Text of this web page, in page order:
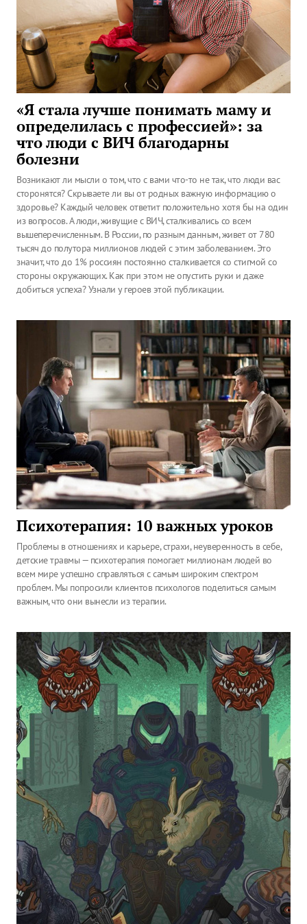
«Я стала лучше понимать маму и
определилась с профессией»: за
что люди с ВИЧ благодарны
болезни
Возникают ли мысли о том, что с вами что-то не так, что люди вас
сторонятся? Скрываете ли вы от родных важную информацию о
здоровье? Каждый человек ответит положительно хотя бы на один
из вопросов. А люди, живущие с ВИЧ, сталкивались со всем
вышеперечисленным. В России, по разным данным, живет от 780
тысяч до полутора миллионов людей с этим заболеванием. Это
значит, что до 1% россиян постоянно сталкивается со стигмой со
стороны окружающих. Как при этом не опустить руки и даже
добиться успеха? Узнали у героев этой публикации.
Психотерапия: 10 важных уроков
Проблемы в отношениях и карьере, страхи, неуверенность в себе,
детские травмы — психотерапия помогает миллионам людей во
всем мире успешно справляться с самым широким спектром
проблем. Мы попросили клиентов психологов поделиться самым
важным, что они вынесли из терапии.